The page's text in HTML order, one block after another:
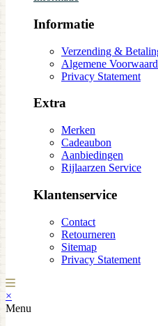
Informatie
Verzending &
Algemene
Privacy Statement
Extra
Merken
Cadeaubon
Aanbiedingen
Rijlaarzen Service
Klantenservice
Contact
Retourneren
Sitemap
Privacy Statement
×
Menu